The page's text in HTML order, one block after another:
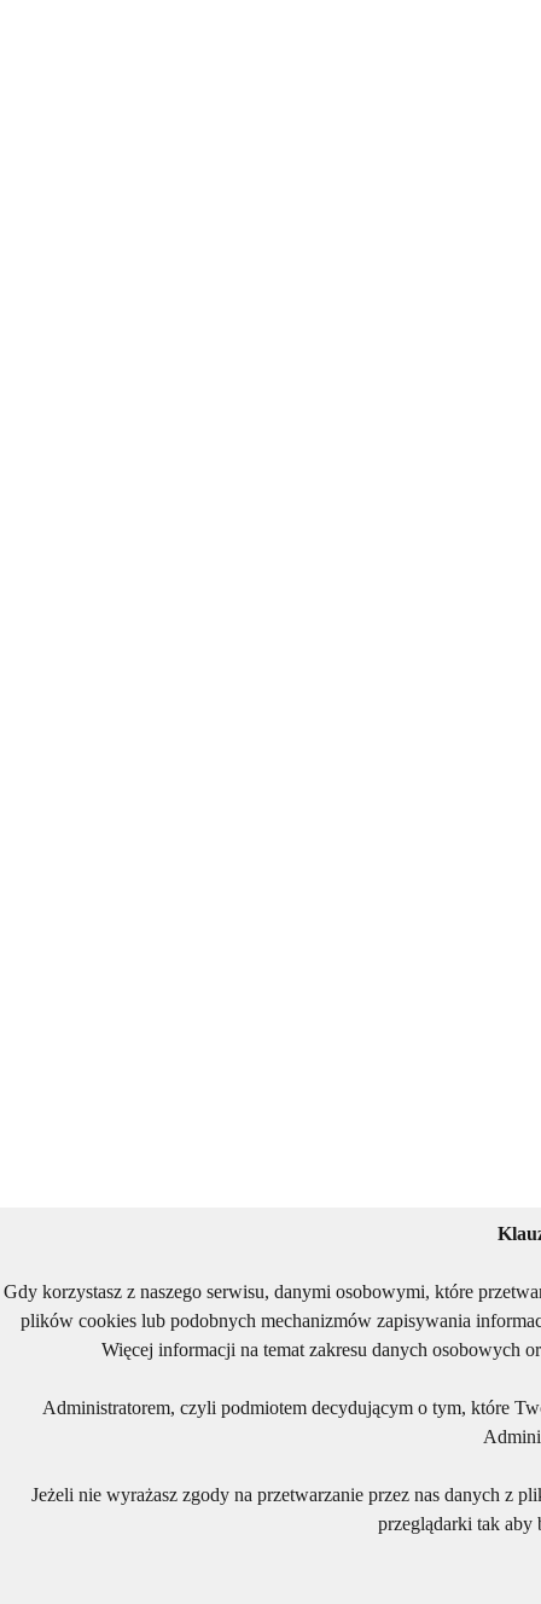
Gdy korzystasz z naszego serwisu, danymi osobowymi, które
plików cookies lub podobnych mechanizmów zapisywania
Więcej informacji na temat zakresu danych osobowych
Administratorem, czyli podmiotem decydującym o tym, które
Jeżeli nie wyrażasz zgody na przetwarzanie przez nas danych z
przeglądarki tak aby